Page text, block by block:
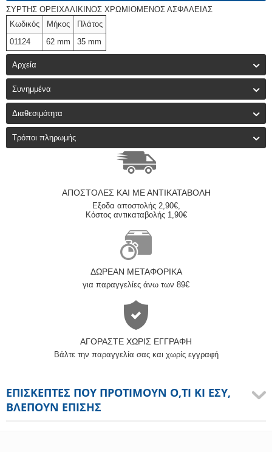
ΣΥΡΤΗΣ ΟΡΕΙΧΑΛΙΚΙΝΟΣ ΧΡΩΜΙΟΜΕΝΟΣ ΑΣΦΑΛΕΙΑΣ
Κωδικός
Μήκος
Πλάτος
01124
62 mm 35 mm
Αρχεία
Συνημμένα
Διαθεσιμότητα
Τρόποι πληρωμής
ΑΠΟΣΤΟΛΈΣ ΚΑΙ ΜΕ ΑΝΤΙΚΑΤΑΒΟΛΗ
Εξοδα αποστολής 2,90€,
Κόστος αντικαταβολής 1,90€
ΔΩΡΕΆΝ ΜΕΤΑΦΟΡΙΚΆ
για παραγγελίες άνω των 89€
ΑΓΟΡΆΣΤΕ ΧΩΡΊΣ ΕΓΓΡΑΦΉ
Βάλτε την παραγγελία σας και χωρίς εγγραφή
ΕΠΙΣΚΈΠΤΕΣ ΠΟΥ ΠΡΟΤΙΜΟΎΝ Ό,ΤΙ ΚΙ ΕΣΎ,
ΒΛΈΠΟΥΝ ΕΠΊΣΗΣ